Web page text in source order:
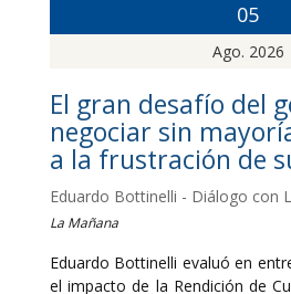
05
Ago. 2026
El gran desafío del
negociar sin
a la frustración de
Eduardo Bottinelli - Diálogo con
La Mañana
Eduardo Bottinelli evaluó en
el impacto de la Rendición de